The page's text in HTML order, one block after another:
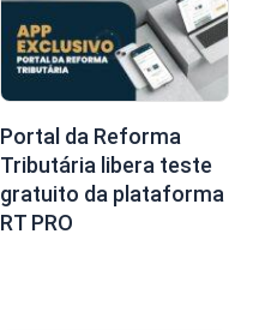
Portal da Reforma
Tributária libera teste
gratuito da plataforma
RT PRO